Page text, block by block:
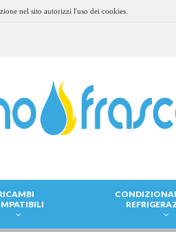
nel sito autorizzi l'uso dei cookies.